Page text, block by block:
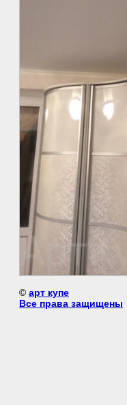
© арт купе
Все права защищены